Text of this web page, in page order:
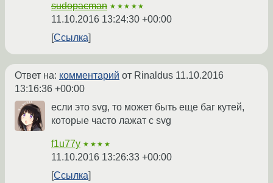
sudopacman ★★★★★
11.10.2016 13:24:30 +00:00
Ссылка
Ответ на: комментарий от Rinaldus 11.10.2016
13:16:36 +00:00
если это svg, то может быть еще баг кутей,
которые часто лажат с svg
f1u77y ★★★★
11.10.2016 13:26:33 +00:00
Ссылка